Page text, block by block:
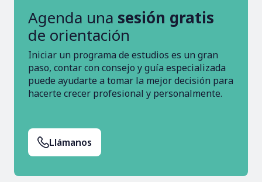
Agenda una sesión gratis
de orientación
Iniciar un programa de estudios es un gran
paso, contar con consejo y guía especializada
puede ayudarte a tomar la mejor decisión para
hacerte crecer profesional y personalmente.
Llámanos